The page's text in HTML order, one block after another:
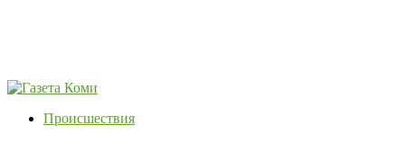
Происшествия